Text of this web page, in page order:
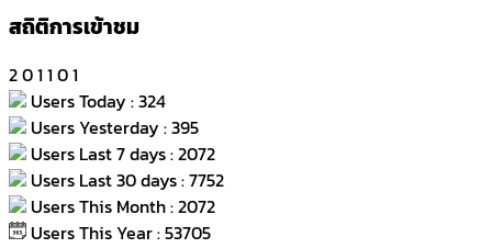
สถิติการเข้าชม
201 1 01
Users Today : 324
Users Yesterday : 395
Users Last 7 days : 2072
Users Last 30 days : 7752
Users This Month : 2072
Users This Year : 53705